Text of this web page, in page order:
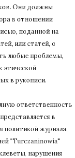
Они должны
в отношении
поданной на
или статей, о
любые проблемы,
этической
в рукописи.
ответственность
в
политикой журнала,
"Turczaninowia"
нарушения